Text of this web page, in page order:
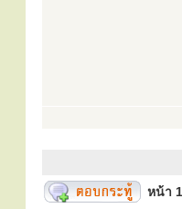
หน้า 1